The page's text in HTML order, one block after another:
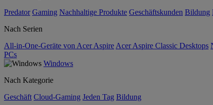
Predator Gaming Nachhaltige Produkte Geschäftskunden Bildung
Nach Serien
All-in-One-Geräte von Acer Aspire Acer Aspire Classic Desktops
PCs
Windows
Nach Kategorie
Geschäft Cloud-Gaming Jeden Tag Bildung